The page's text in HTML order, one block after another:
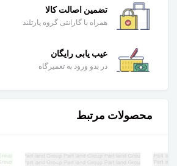
تضمین اصالت کالا
همراه با گارانتی گروه پارتلند
عیب یابی رایگان
در بدو ورود به تعمیرگاه
محصولات مرتبط